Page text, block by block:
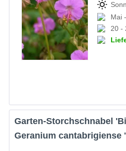
Mai
20 -
Garten-Storchschnabel
Geranium